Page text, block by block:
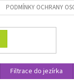
PODMÍNKY OCHRANY
Filtrace do jezírka